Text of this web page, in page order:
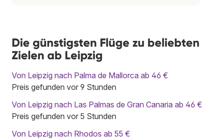
Die günstigsten Flüge zu beliebten
Zielen ab Leipzig
Von Leipzig nach Palma de Mallorca ab 46 €
Preis gefunden vor 9 Stunden
Von Leipzig nach Las Palmas de Gran Canaria ab 46 €
Preis gefunden vor 5 Stunden
Von Leipzig nach Rhodos ab 55 €